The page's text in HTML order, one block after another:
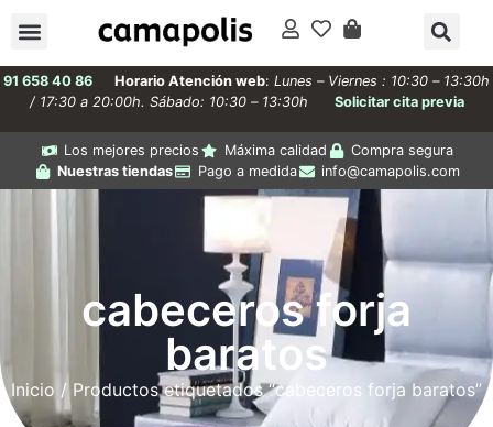
91 658 40 86 Horario Atención web: Lunes – Viernes : 10:30 – 13:30h
/ 17:30 a 20:00h. Sábado: 10:30 – 13:30h
Solicitar cita previa
Los mejores precios Máxima calidad
Compra segura
Nuestras tiendas
Pago a medida info@camapolis.com
cabeceros forja
baratos
Inicio / Productos etiquetados “cabeceros forja baratos”